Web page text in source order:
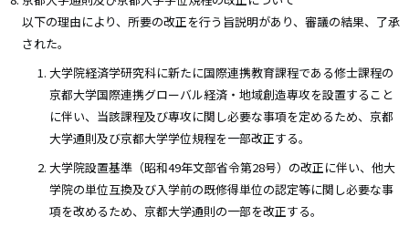
以下の理由により、所要の改正を行う旨説明があり、審議の結果、了承
された。
大学院経済学研究科に新たに国際連携教育課程である修士課程の
京都大学国際連携グローバル経済・地域創造専攻を設置すること
に伴い、当該課程及び専攻に関し必要な事項を定めるため、京都
大学通則及び京都大学学位規程を一部改正する。
大学院設置基準（昭和49年文部省令第28号）の改正に伴い、他大
学院の単位互換及び入学前の既修得単位の認定等に関し必要な事
項を改めるため、京都大学通則の一部を改正する。